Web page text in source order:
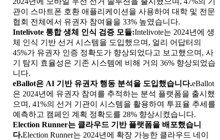
관이 스마트폰 호환 애플리케이션을 사용하여 대학 및 전문
협회 전체에서 유권자 참여율을 33% 높였습니다.
Intelivote 통합 생체 인식 검증 모듈:Intelivote는 2024년에 생
체 인식 기반 선거 시스템을 도입했으며, 얼리 어답터의
45%가 유권자 인증 정확도가 향상되었다고 보고했으며, 사
기 탐지 효율성은 기존 시스템에 비해 거의 36% 향상되었습
니다.
eBallot은 AI 기반 유권자 행동 분석을 도입했습니다.eBallot
은 2024년에 유권자 참여를 추적하는 분석 플랫폼을 출시했
으며, 41%의 선거 기관이 시스템을 활용하여 투표율 추세를
예측하고 캠페인 계획 정확도를 28% 향상시켰습니다.
Election Runner는 클라우드 기반 플랫폼을 배포했습니
다.Election Runner는 2024년에 확장 가능한 클라우드 네이